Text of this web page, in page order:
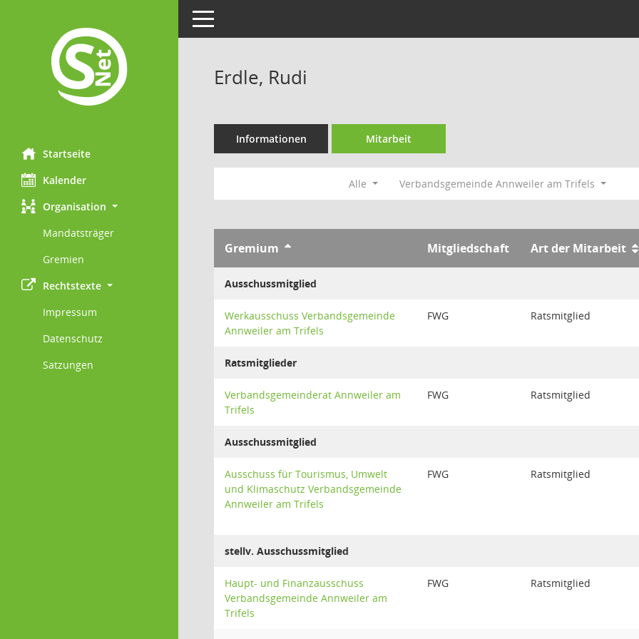
Startseite
Kalender
Organisation
Mandatsträger
Gremien
Rechtstexte
Impressum
Datenschutz
Satzungen
Toggle navigation
Erdle, Rudi
Informationen Mitarbeit
Alle Verbandsgemeinde Annweiler am Trifels
Gremium Mitgliedschaft Art der Mitarbeit
Ausschussmitglied
Werkausschuss Verbandsgemeinde
Annweiler am Trifels
FWG Ratsmitglied
Ratsmitglieder
Verbandsgemeinderat Annweiler am
Trifels
FWG Ratsmitglied
Ausschussmitglied
Ausschuss für Tourismus, Umwelt
und Klimaschutz Verbandsgemeinde
Annweiler am Trifels
FWG Ratsmitglied
stellv. Ausschussmitglied
Haupt- und Finanzausschuss
Verbandsgemeinde Annweiler am
Trifels
FWG Ratsmitglied